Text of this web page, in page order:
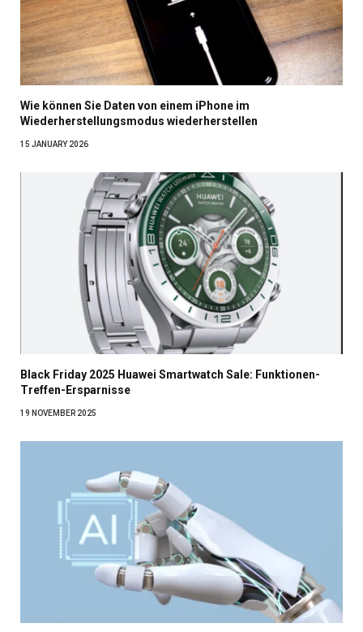
Wie können Sie Daten von einem iPhone im
Wiederherstellungsmodus wiederherstellen
15 JANUARY 2026
Black Friday 2025 Huawei Smartwatch Sale: Funktionen-
Treffen-Ersparnisse
19 NOVEMBER 2025